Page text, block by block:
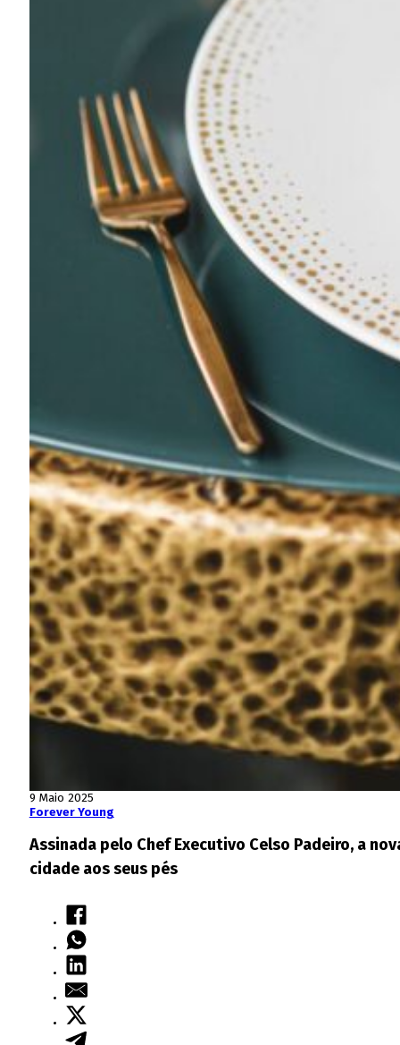
9 Maio 2025
Forever Young
Assinada pelo Chef Executivo Celso Padeiro, a
cidade aos seus pés